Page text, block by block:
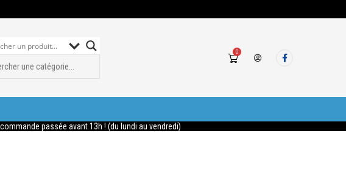
0
passée avant 13h ! (du lundi au vendredi)